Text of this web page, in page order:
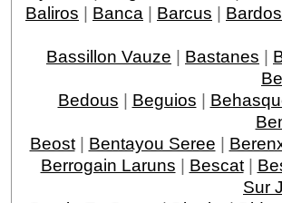
Baliros | Banca | Barcus | Bardos
Bassillon Vauze | Bastanes |
Bedous | Beguios |
Beost| Bentayou Seree |
Berrogain Laruns | Bescat|
Sur